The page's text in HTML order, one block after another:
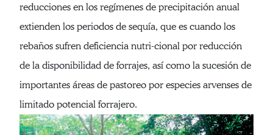
reducciones en los regímenes de precipitación anual
extienden los periodos de sequía, que es cuando los
rebaños sufren deficiencia nutri-cional por reducción
de la disponibilidad de forrajes, así como la sucesión de
importantes áreas de pastoreo por especies arvenses de
limitado potencial forrajero.